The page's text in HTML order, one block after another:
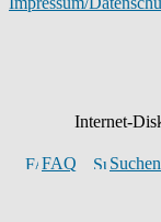
Internet-
FAQ Suchen